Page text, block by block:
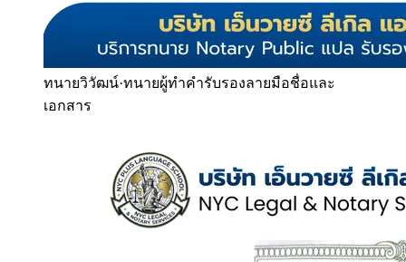
ทนายวิวัฒน์·ทนายผู้ทำคำรับรองลายมือชื่อและ
เอกสาร